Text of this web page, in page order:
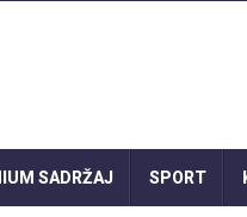
SADRŽAJ SPORT